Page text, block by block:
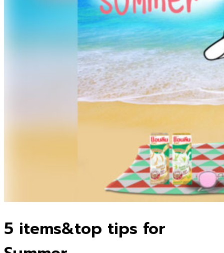
5 items&top tips for